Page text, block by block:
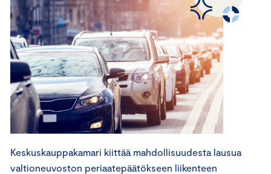
Keskuskauppakamari kiittää mahdollisuudesta lausua
valtioneuvoston periaatepäätökseen liikenteen